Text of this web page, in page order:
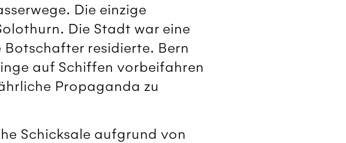
Die einzige
Die Stadt war eine
residierte. Bern
auf Schiffen vorbeifahren
Propaganda zu
Schicksale aufgrund von